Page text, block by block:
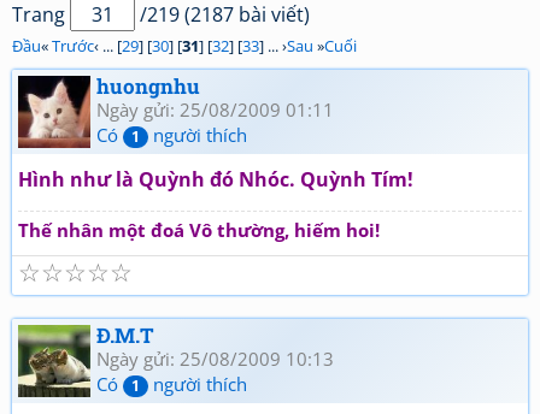
Trang /219 (2187 bài viết)
Đầu«Trước‹ ... [29] [30] [31] [32] [33] ... ›Sau »Cuối
huongnhu
Ngày gửi: 25/08/2009 01:11
Có
1 người thích
Hình như là Quỳnh đó Nhóc. Quỳnh Tím!
Thế nhân một đoá Vô thường, hiếm hoi!
☆
☆
☆
☆
☆
Đ.M.T
Ngày gửi: 25/08/2009 10:13
Có
1 người thích